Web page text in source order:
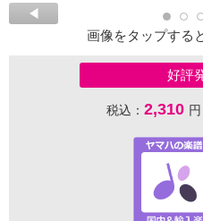
画像をタップする
好評
税込： 2,310